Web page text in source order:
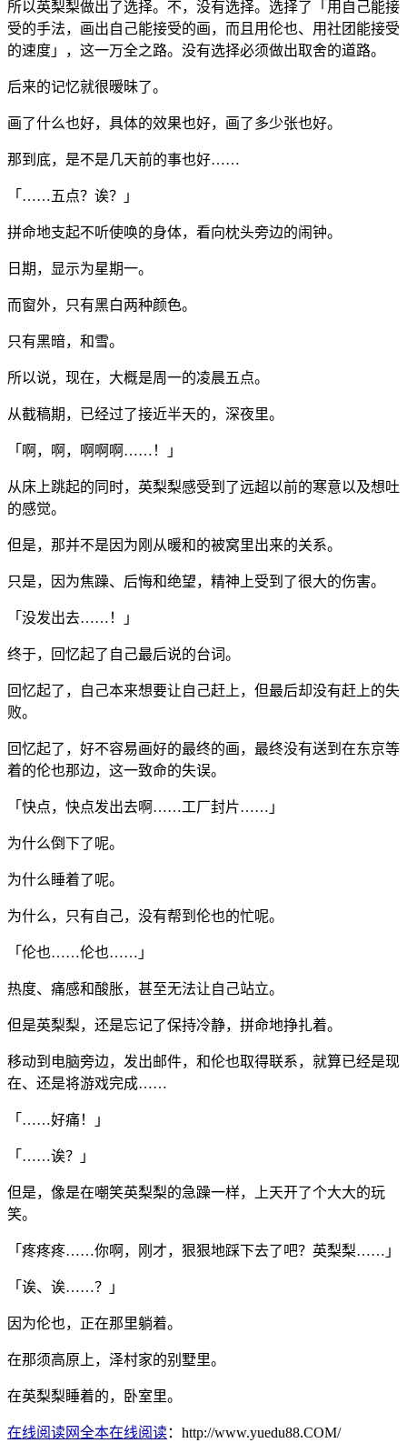
所以英梨梨做出了选择。不，没有选择。选择了「用自己能接
受的手法，画出自己能接受的画，而且用伦也、用社团能接受
的速度」，这一万全之路。没有选择必须做出取舍的道路。
后来的记忆就很暧昧了。
画了什么也好，具体的效果也好，画了多少张也好。
那到底，是不是几天前的事也好……
「……五点？诶？」
拼命地支起不听使唤的身体，看向枕头旁边的闹钟。
日期，显示为星期一。
而窗外，只有黑白两种颜色。
只有黑暗，和雪。
所以说，现在，大概是周一的凌晨五点。
从截稿期，已经过了接近半天的，深夜里。
「啊，啊，啊啊啊……！」
从床上跳起的同时，英梨梨感受到了远超以前的寒意以及想吐
的感觉。
但是，那并不是因为刚从暖和的被窝里出来的关系。
只是，因为焦躁、后悔和绝望，精神上受到了很大的伤害。
「没发出去……！」
终于，回忆起了自己最后说的台词。
回忆起了，自己本来想要让自己赶上，但最后却没有赶上的失
败。
回忆起了，好不容易画好的最终的画，最终没有送到在东京等
着的伦也那边，这一致命的失误。
「快点，快点发出去啊……工厂封片……」
为什么倒下了呢。
为什么睡着了呢。
为什么，只有自己，没有帮到伦也的忙呢。
「伦也……伦也……」
热度、痛感和酸胀，甚至无法让自己站立。
但是英梨梨，还是忘记了保持冷静，拼命地挣扎着。
移动到电脑旁边，发出邮件，和伦也取得联系，就算已经是现
在、还是将游戏完成……
「……好痛！」
「……诶？」
但是，像是在嘲笑英梨梨的急躁一样，上天开了个大大的玩
笑。
「疼疼疼……你啊，刚才，狠狠地踩下去了吧？英梨梨……」
「诶、诶……？」
因为伦也，正在那里躺着。
在那须高原上，泽村家的别墅里。
在英梨梨睡着的，卧室里。
在线阅读网全本在线阅读：http://www.yuedu88.COM/